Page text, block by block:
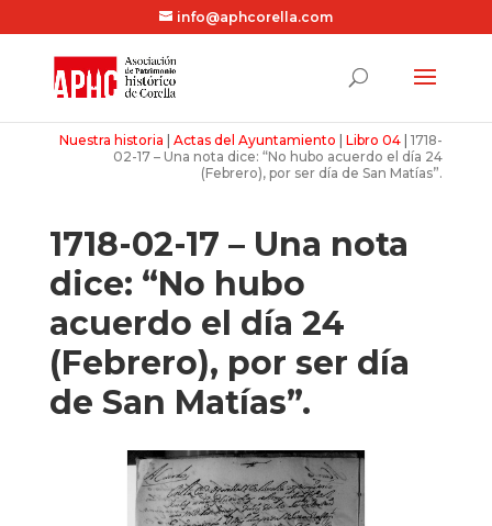
info@aphcorella.com
Nuestra historia |Actas del Ayuntamiento |Libro 04 |1718-
02-17 – Una nota dice: “No hubo acuerdo el día 24
(Febrero), por ser día de San Matías”.
1718-02-17 – Una nota
dice: “No hubo
acuerdo el día 24
(Febrero), por ser día
de San Matías”.